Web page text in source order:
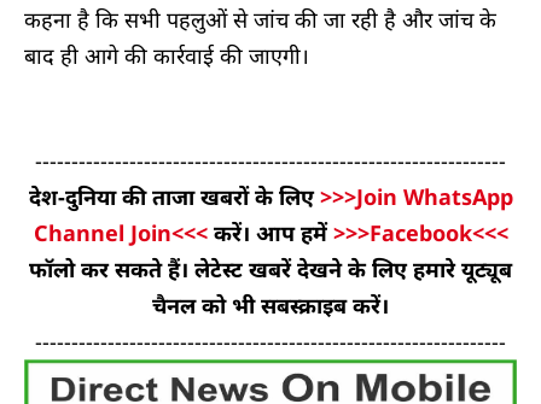
कहना है कि सभी पहलुओं से जांच की जा रही है और जांच के
बाद ही आगे की कार्रवाई की जाएगी।
-----------------------------------------------------------------
देश-दुनिया की ताजा खबरों के लिए>>>Join WhatsApp
Channel Join<<< करें। आप हमें>>>Facebook<<<
फॉलो कर सकते हैं। लेटेस्ट खबरें देखने के लिए हमारे यूट्यूब
चैनल को भी सबस्क्राइब करें।
-----------------------------------------------------------------